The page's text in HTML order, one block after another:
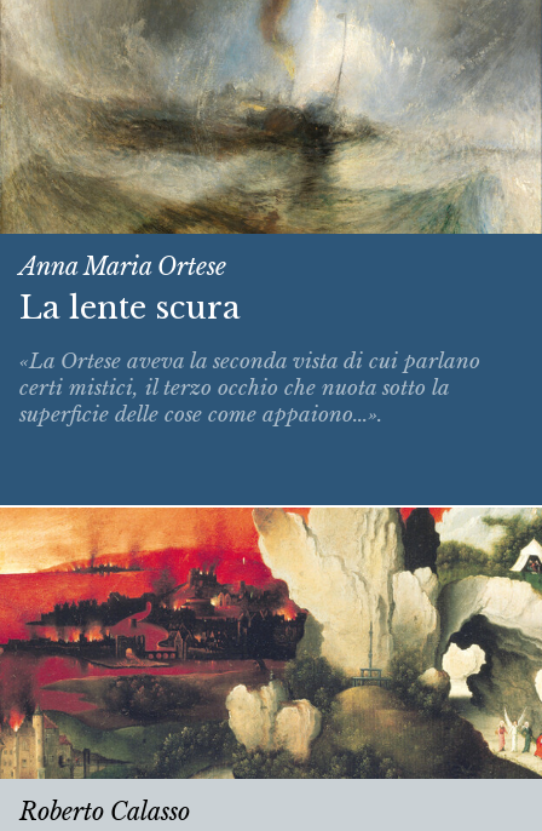
Anna Maria Ortese
La lente scura
«La Ortese aveva la seconda vista di cui parlano
certi mistici, il terzo occhio che nuota sotto la
superficie delle cose come appaiono...».
Roberto Calasso